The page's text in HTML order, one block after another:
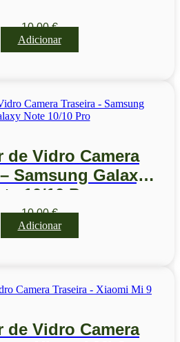
10,00€
Adicionar
de Vidro Camera
Samsung Galaxy
10/10 Pro
10,00€
Adicionar
de Vidro Camera